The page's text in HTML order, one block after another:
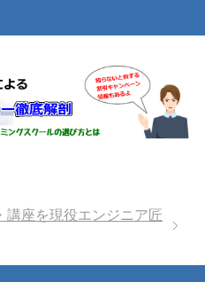
講座を現役エンジニア匠